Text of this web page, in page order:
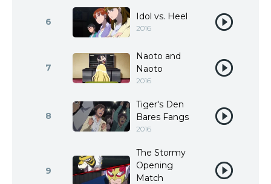
6 Idol vs. Heel
2016
7
Naoto and
Naoto
2016
8
Tiger's Den
Bares Fangs
2016
9
The Stormy
Opening
Match